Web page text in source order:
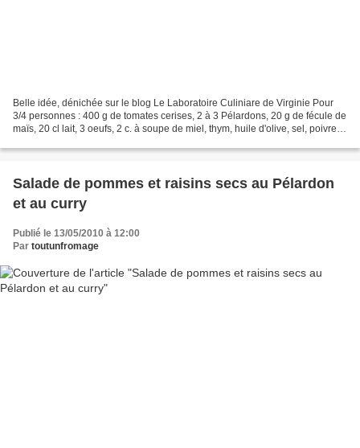
Belle idée, dénichée sur le blog Le Laboratoire Culiniare de Virginie Pour
3/4 personnes : 400 g de tomates cerises, 2 à 3 Pélardons, 20 g de fécule de
maïs, 20 cl lait, 3 oeufs, 2 c. à soupe de miel, thym, huile d'olive, sel, poivre.
Salade de pommes et raisins secs au Pélardon
et au curry
Publié le 13/05/2010 à 12:00
Par toutunfromage